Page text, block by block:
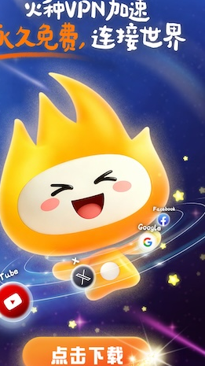
反对
反对[0]
度器 外网网址导航
软件中心
费梯子加速器永久免费版
加速器破解版永久免费
速器下载苹果ins
器 安心加速器